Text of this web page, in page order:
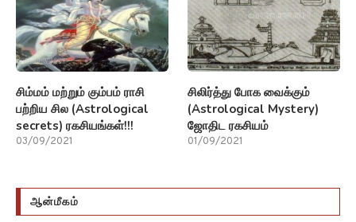
சிம்மம் மற்றும் கும்பம் ராசி
பற்றிய சில (Astrological
secrets) ரகசியங்கள்!!!
03/09/2021
சிலிர்த்து போக வைக்கும்
(Astrological Mystery)
ஜோதிட ரகசியம்
01/09/2021
ஆன்மீகம்